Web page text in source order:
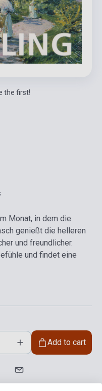
the first!
Monat, in dem die
genießt die helleren
und freundlicher.
und findet eine
Add to cart